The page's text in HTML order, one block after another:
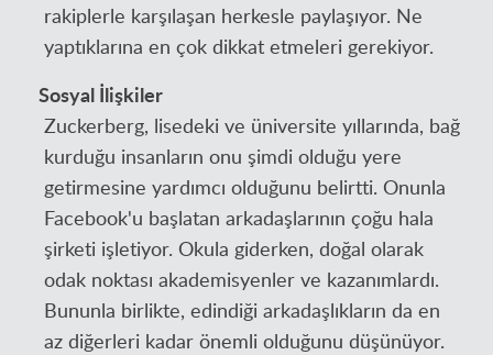
rakiplerle karşılaşan herkesle paylaşıyor. Ne
yaptıklarına en çok dikkat etmeleri gerekiyor.
Sosyal İlişkiler
Zuckerberg, lisedeki ve üniversite yıllarında, bağ
kurduğu insanların onu şimdi olduğu yere
getirmesine yardımcı olduğunu belirtti. Onunla
Facebook'u başlatan arkadaşlarının çoğu hala
şirketi işletiyor. Okula giderken, doğal olarak
odak noktası akademisyenler ve kazanımlardı.
Bununla birlikte, edindiği arkadaşlıkların da en
az diğerleri kadar önemli olduğunu düşünüyor.